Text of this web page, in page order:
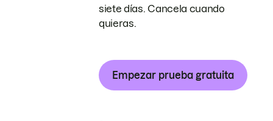
siete días. Cancela cuando
quieras.
Empezar prueba gratuita